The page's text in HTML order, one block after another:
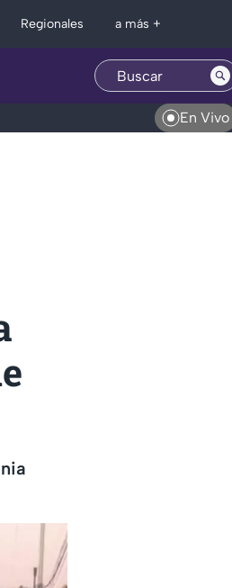
Regionales a más +
En Vivo